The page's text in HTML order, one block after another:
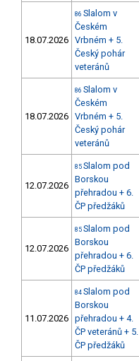
18.07.2026
86 Slalom v
Českém
Vrbném + 5.
Český pohár
veteránů
18.07.2026
86 Slalom v
Českém
Vrbném + 5.
Český pohár
veteránů
12.07.2026
85 Slalom pod
Borskou
přehradou + 6.
ČP předžáků
12.07.2026
85 Slalom pod
Borskou
přehradou + 6.
ČP předžáků
11.07.2026
84 Slalom pod
Borskou
přehradou + 4.
ČP veteránů + 5.
ČP předžáků